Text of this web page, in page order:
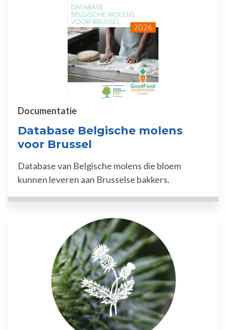
Database Belgische molens
voor Brussel
Documentatie
Database van Belgische molens die bloem
kunnen leveren aan Brusselse bakkers.